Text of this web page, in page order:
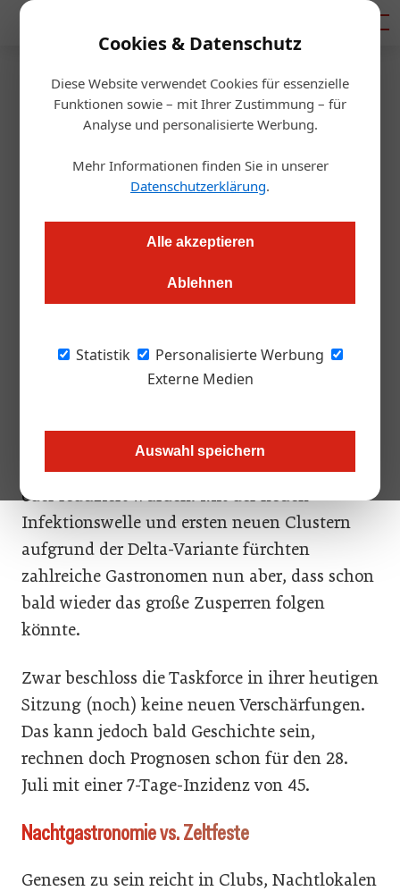
Cookies & Datenschutz
Diese Website verwendet Cookies für essenzielle
Funktionen sowie – mit Ihrer Zustimmung – für
Analyse und personalisierte Werbung.
Mehr Informationen finden Sie in unserer
Datenschutzerklärung.
Alle akzeptieren
Ablehnen
Statistik
Personalisierte Werbung
Externe Medien
Auswahl speichern
Startseite/Allgemein
Covid aktuell: Sollen
Gastrobetriebe auf- oder
zusperren?
Gastronomie.
angekündigte Öffnung, im Zuge derer viele
Covid-Maßnahmen ganz zurückgenommen
oder reduziert wurden. Mit der neuen
Infektionswelle und ersten neuen Clustern
aufgrund der Delta-Variante fürchten
zahlreiche Gastronomen nun aber, dass schon
bald wieder das große Zusperren folgen
könnte.
Zwar beschloss die Taskforce in ihrer heutigen
Sitzung (noch) keine neuen Verschärfungen.
Das kann jedoch bald Geschichte sein,
rechnen doch Prognosen schon für den 28.
Juli mit einer 7-Tage-Inzidenz von 45.
Nachtgastronomie vs. Zeltfeste
Genesen zu sein reicht in Clubs, Nachtlokalen